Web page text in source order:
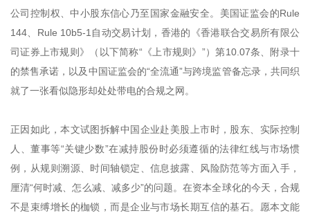
公司控制权、中小股东信心乃至国家金融安全。美国证监会的Rule
144、Rule 10b5-1自动交易计划，香港的《香港联合交易所有限公
司证券上市规则》（以下简称“《上市规则》”）第10.07条、附录十
的禁售承诺，以及中国证监会的“全流通”与跨境监管备忘录，共同织
就了一张看似隐形却处处带电的合规之网。
正因如此，本文试图拆解中国企业赴美股上市时，股东、实际控制
人、董事等“关键少数”在减持股份时必须遵循的法律红线与市场惯
例，从规则溯源、时间轴锁定、信息披露、风险防范等方面入手，
厘清“何时减、怎么减、减多少”的问题。在资本全球化的今天，合规
不是束缚增长的枷锁，而是企业与市场长期互信的基石。愿本文能